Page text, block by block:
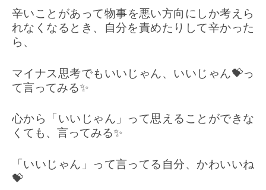
辛いことがあって物事を悪い方向にしか考えら
れなくなるとき、自分を責めたりして辛かった
ら、
マイナス思考でもいいじゃん、いいじゃん💝っ
て言ってみる✨
心から「いいじゃん」って思えることができな
くても、言ってみる✨
「いいじゃん」って言ってる自分、かわいいね
💝